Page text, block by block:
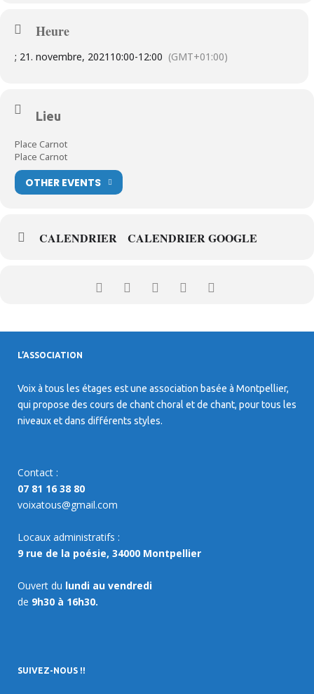
Heure
; 21. novembre, 2021 10:00-12:00 (GMT+01:00)
Lieu
Place Carnot
Place Carnot
OTHER EVENTS
CALENDRIER CALENDRIER GOOGLE
L’ASSOCIATION
Voix à tous les étages est une association basée à Montpellier,
qui propose des cours de chant choral et de chant, pour tous les
niveaux et dans différents styles.
Contact :
07 81 16 38 80
voixatous@gmail.com
Locaux administratifs :
9 rue de la poésie, 34000 Montpellier
Ouvert du lundi au vendredi
de 9h30 à 16h30.
SUIVEZ-NOUS !!